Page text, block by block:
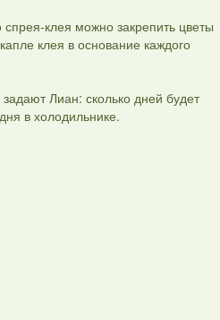
клея можно закрепить цветы
клея в основание каждого
Лиан: сколько дней будет
в холодильнике.